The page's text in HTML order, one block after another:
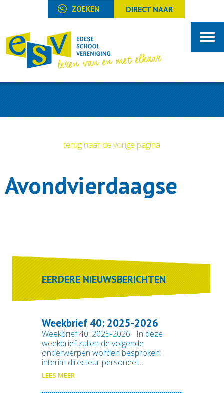
DIRECT NAAR
terug naar de vorige pagina
Avondvierdaagse
EERDERE NIEUWSBERICHTEN
Weekbrief 40: 2025-2026
Weekbrief 40: 2025-2026 In deze
weekbrief zullen de volgende
onderwerpen worden besproken:
interim directeur personeel…
LEES MEER